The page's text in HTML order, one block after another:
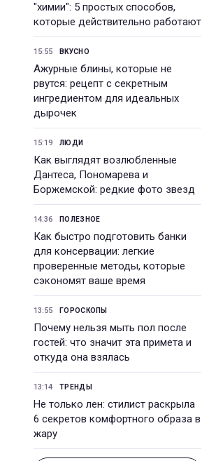
"химии": 5 простых способов,
которые действительно работают
15:55 ВКУСНО
Ажурные блины, которые не
рвутся: рецепт с секретным
ингредиентом для идеальных
дырочек
15:19 ЛЮДИ
Как выглядят возлюбленные
Дантеса, Пономарева и
Боржемской: редкие фото звезд
14:36 ПОЛЕЗНОЕ
Как быстро подготовить банки
для консервации: легкие
проверенные методы, которые
сэкономят ваше время
13:55 ГОРОСКОПЫ
Почему нельзя мыть пол после
гостей: что значит эта примета и
откуда она взялась
13:14 ТРЕНДЫ
Не только лен: стилист раскрыла
6 секретов комфортного образа в
жару